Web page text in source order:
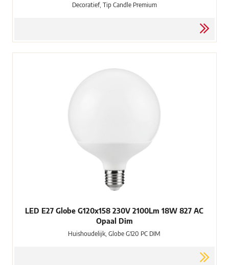
Decoratief, Tip Candle Premium
LED E27 Globe G120x158 230V 2100Lm 18W 827 AC
Opaal Dim
Huishoudelijk, Globe G120 PC DIM